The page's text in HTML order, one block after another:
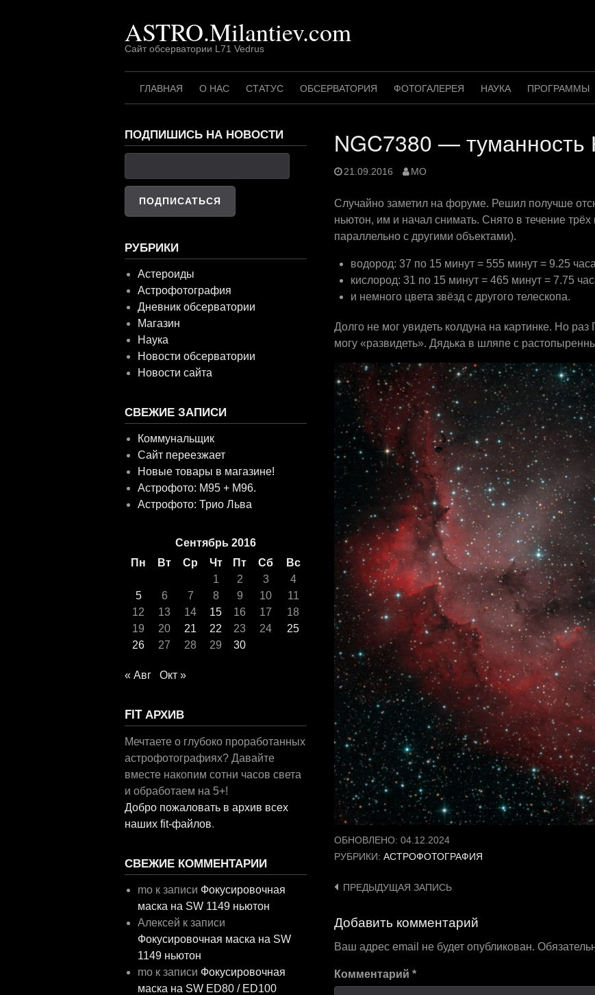
ASTRO.Milantiev.com
Сайт обсерватории L71 Vedrus
ГЛАВНАЯ О НАС СТАТУС ОБСЕРВАТОРИЯ ФОТОГАЛЕРЕЯ НАУКА ПРОГРАММЫ
NGC7380 — туманность
21.09.2016 MO
Случайно заметил на форуме. Решил получше
ньютон, им и начал снимать. Снято в течение
параллельно с другими объектами).
водород: 37 по 15 минут = 555 минут = 9.25
кислород: 31 по 15 минут = 465 минут = 7.75
и немного цвета звёзд с другого телескопа.
Долго не мог увидеть колдуна на картинке. Но
могу «развидеть». Дядька в шляпе с
ОБНОВЛЕНО: 04.12.2024
РУБРИКИ: АСТРОФОТОГРАФИЯ
Навигация
записям
ПРЕДЫДУЩАЯ ЗАПИСЬ
Добавить комментарий
Ваш адрес email не будет опубликован.
Комментарий *
ПОДПИШИСЬ НА НОВОСТИ
РУБРИКИ
Астероиды
Астрофотография
Дневник обсерватории
Магазин
Наука
Новости обсерватории
Новости сайта
СВЕЖИЕ ЗАПИСИ
Коммунальщик
Сайт переезжает
Новые товары в магазине!
Астрофото: M95 + M96.
Астрофото: Трио Льва
Сентябрь 2016
Пн
Вт Ср Чт Пт Сб
Вс
1
2 3
4
5
6 7 8 9 10
11
12
13 14 15 16 17
18
19
20 21 22 23 24
25
26
27 28 29 30
« Авг Окт »
FIT АРХИВ
Мечтаете о глубоко проработанных
астрофотографиях? Давайте
вместе накопим сотни часов света
и обработаем на 5+!
Добро пожаловать в архив всех
наших fit-файлов.
СВЕЖИЕ КОММЕНТАРИИ
mo к записи Фокусировочная
маска на SW 1149 ньютон
Алексей к записи
Фокусировочная маска на SW
1149 ньютон
mo к записи Фокусировочная
маска на SW ED80 / ED100